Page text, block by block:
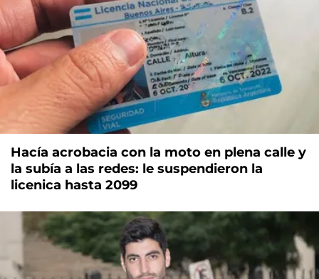
Hacía acrobacia con la moto en plena calle y
la subía a las redes: le suspendieron la
licenica hasta 2099